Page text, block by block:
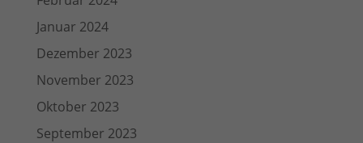
Januar 2024
Dezember 2023
November 2023
Oktober 2023
September 2023